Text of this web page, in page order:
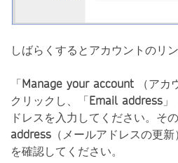
しばらくするとアカウントのリ
「Manage your account（アカ
クリックし、「Email address 」
ドレスを入力してください。そ
address （メールアドレスの更
を確認してください。